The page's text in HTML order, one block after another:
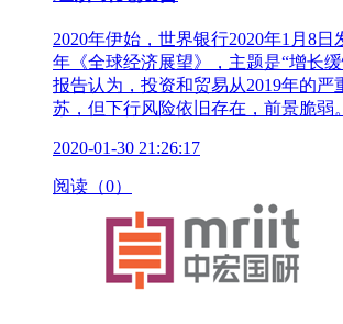
2020年伊始，世界银行2020年1月8日
年《全球经济展望》，主题是“增长缓
报告认为，投资和贸易从2019年的严
苏，但下行风险依旧存在，前景脆弱。
2020-01-30 21:26:17
阅读（0）